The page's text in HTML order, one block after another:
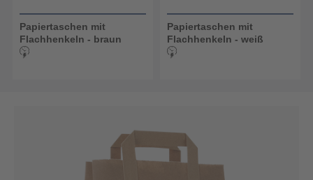
Papiertaschen mit
Flachhenkeln - braun
Papiertaschen mit
Flachhenkeln - weiß